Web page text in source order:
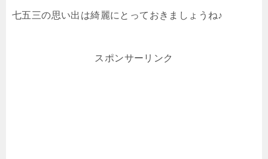
七五三の思い出は綺麗にとっておきましょうね♪
スポンサーリンク